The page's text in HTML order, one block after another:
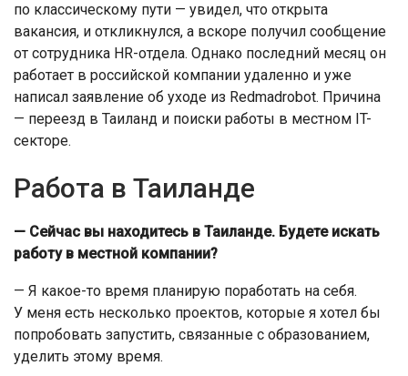
по классическому пути — увидел, что открыта
вакансия, и откликнулся, а вскоре получил сообщение
от сотрудника HR-отдела. Однако последний месяц он
работает в российской компании удаленно и уже
написал заявление об уходе из Redmadrobot. Причина
— переезд в Таиланд и поиски работы в местном IT-
секторе.
Работа в Таиланде
— Сейчас вы находитесь в Таиланде. Будете искать
работу в местной компании?
— Я какое-то время планирую поработать на себя.
У меня есть несколько проектов, которые я хотел бы
попробовать запустить, связанные с образованием,
уделить этому время.